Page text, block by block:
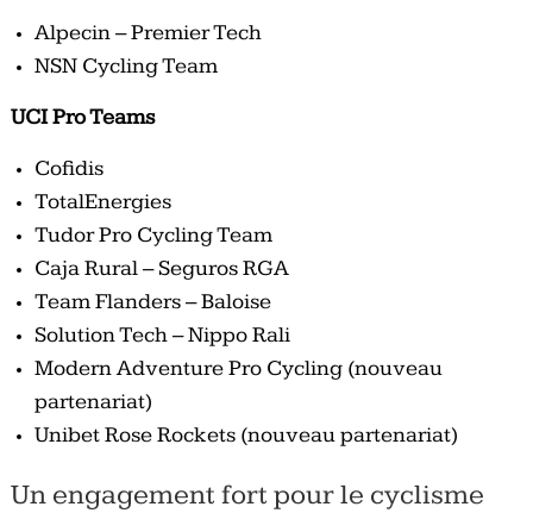
Alpecin – Premier Tech
NSN Cycling Team
UCI Pro Teams
Cofidis
TotalEnergies
Tudor Pro Cycling Team
Caja Rural – Seguros RGA
Team Flanders – Baloise
Solution Tech – Nippo Rali
Modern Adventure Pro Cycling (nouveau
partenariat)
Unibet Rose Rockets (nouveau partenariat)
Un engagement fort pour le cyclisme